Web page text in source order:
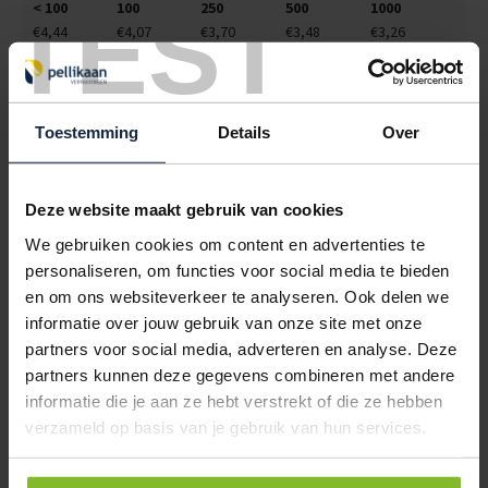
TEST
Toestemming Details Over
Deze website maakt gebruik van cookies
We gebruiken cookies om content en advertenties te
personaliseren, om functies voor social media te bieden
en om ons websiteverkeer te analyseren. Ook delen we
informatie over jouw gebruik van onze site met onze
partners voor social media, adverteren en analyse. Deze
partners kunnen deze gegevens combineren met andere
informatie die je aan ze hebt verstrekt of die ze hebben
verzameld op basis van je gebruik van hun services.
< 100 100 250 500
1000
€4,44
€4,07 €3,70 €3,48 €3,26
6101563
KARTONNEN DOOS 535X225X225MM 7MM DUBBEL GOLF BRUIN
< 100
100
KARTONNEN DOOS 600X260X195MM 7MM DUBBEL GOLF BRUIN
< 100
100 250 500
1000
€3,52
€3,33 €3,15 €2,96 €2,78
6101568 €0,00
KARTONNEN DOOS 600X250X250MM 4½MM DUBBEL GOLF BRUIN
< 100
100 250 500
1000
€3,19
€3,02 €2,84 €2,67 €2,47